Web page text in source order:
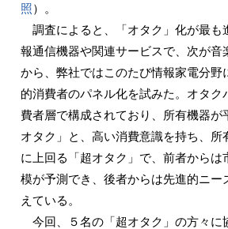
照）。
調査によると、「オタク」化が最も
報通信機器や関連サービスで、次が音
から、弊社ではこのたび情報家電分野
的消費者のパネル化を試みた。オタク
費者層で構成されており、所有機器が
オタク」と、高い消費意識を持ち、所
に上回る「超オタク」で、前者からは
模が予測でき、後者からは先進的ニー
えている。
今回、５名の「超オタク」の方々に